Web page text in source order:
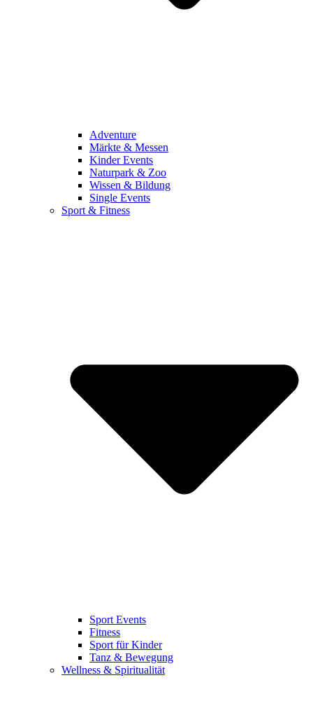
Adventure
Märkte & Messen
Kinder Events
Naturpark & Zoo
Wissen & Bildung
Single Events
Sport & Fitness
Sport Events
Fitness
Sport für Kinder
Tanz & Bewegung
Wellness & Spiritualität